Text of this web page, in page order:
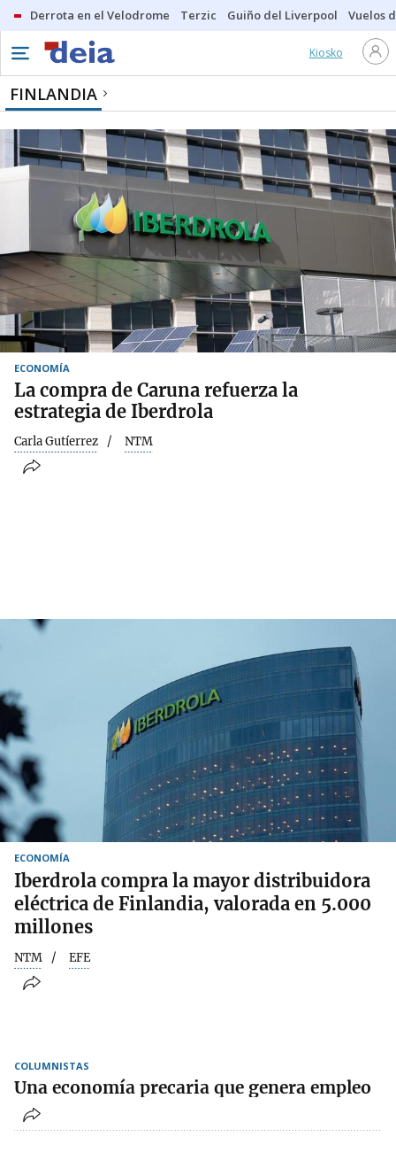
Derrota en el Velodrome Terzic Guiño del Liverpool Vuelos
Kiosko
FINLANDIA
ECONOMÍA
La compra de Caruna refuerza la
estrategia de Iberdrola
Carla Gutíerrez NTM
ECONOMÍA
Iberdrola compra la mayor distribuidora
eléctrica de Finlandia, valorada en 5.000
millones
NTM EFE
COLUMNISTAS
Una economía precaria que genera empleo